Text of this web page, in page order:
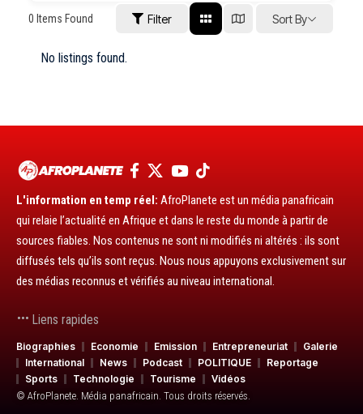
0 Items Found Filter Sort By
No listings found.
L'information en temp réel: AfroPlanete est un média panafricain
qui relaie l’actualité en Afrique et dans le reste du monde à partir de
sources fiables. Nos contenus ne sont ni modifiés ni altérés : ils sont
diffusés tels qu’ils sont reçus. Nous nous appuyons exclusivement sur
des médias reconnus et vérifiés au niveau international.
Liens rapides
Biographies Economie Emission Entrepreneuriat
Galerie
International
News Podcast POLITIQUE
Reportage
Sports
Technologie Tourisme
Vidéos
© AfroPlanete. Média panafricain. Tous droits réservés.